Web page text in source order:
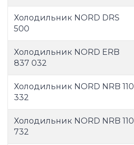
Холодильник NORD DRS
500
Холодильник NORD ERB
837 032
Холодильник NORD NRB 110
332
Холодильник NORD NRB 110
732